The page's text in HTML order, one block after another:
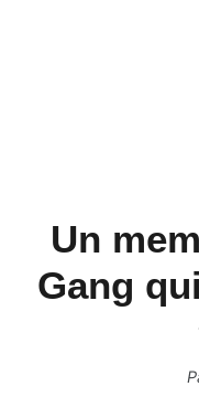
Un
Gang